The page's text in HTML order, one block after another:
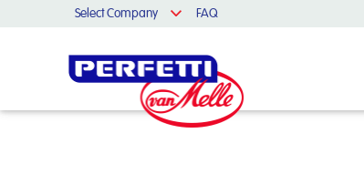
Select Company FAQ
Cerca nel sito